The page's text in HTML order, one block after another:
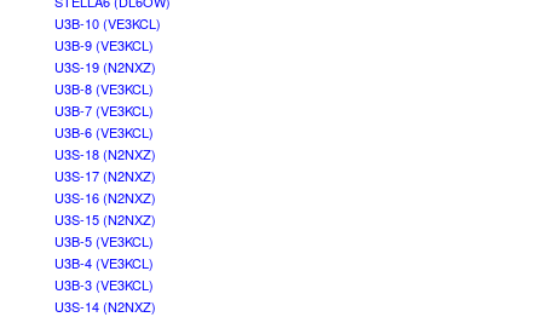
U3B-10 (VE3KCL)
U3B-9 (VE3KCL)
U3S-19 (N2NXZ)
U3B-8 (VE3KCL)
U3B-7 (VE3KCL)
U3B-6 (VE3KCL)
U3S-18 (N2NXZ)
U3S-17 (N2NXZ)
U3S-16 (N2NXZ)
U3S-15 (N2NXZ)
U3B-5 (VE3KCL)
U3B-4 (VE3KCL)
U3B-3 (VE3KCL)
U3S-14 (N2NXZ)